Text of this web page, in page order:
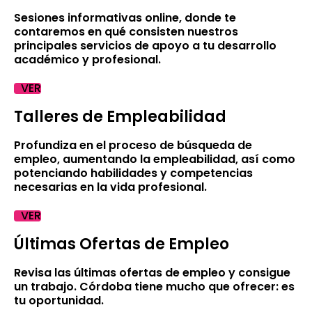
Sesiones informativas online, donde te
contaremos en qué consisten nuestros
principales servicios de apoyo a tu desarrollo
académico y profesional.
VER
Talleres de Empleabilidad
Profundiza en el proceso de búsqueda de
empleo, aumentando la empleabilidad, así como
potenciando habilidades y competencias
necesarias en la vida profesional.
VER
Últimas Ofertas de Empleo
Revisa las últimas ofertas de empleo y consigue
un trabajo. Córdoba tiene mucho que ofrecer: es
tu oportunidad.